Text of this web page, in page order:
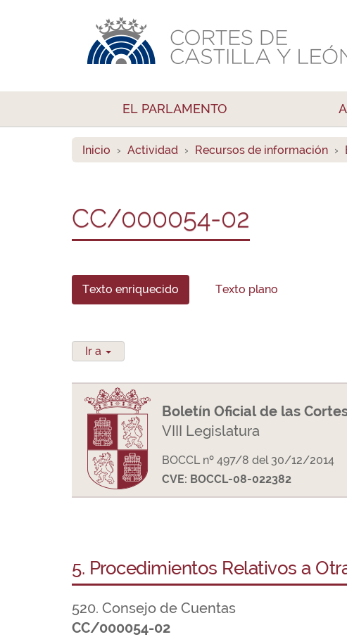
EL PARLAMENTO
Inicio Actividad Recursos de información
CC/000054-02
Texto enriquecido Texto plano
Ir a
Boletín Oficial de las
VIII Legislatura
BOCCL nº 497/8 del 30/12/2014
CVE: BOCCL-08-022382
5. Procedimientos Relativos a
520. Consejo de Cuentas
CC/000054-02